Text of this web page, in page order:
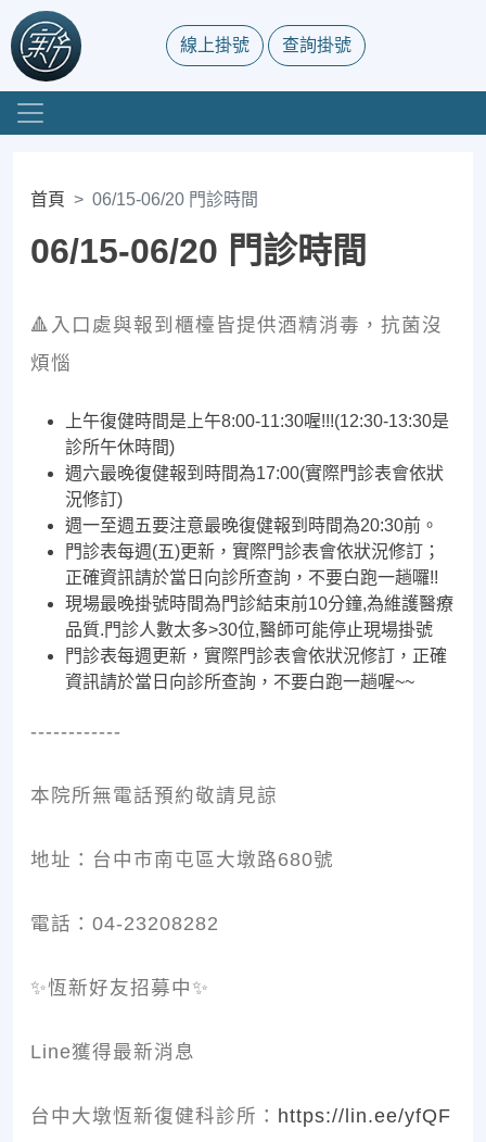
線上掛號 查詢掛號
首頁 06/15-06/20 門診時間
06/15-06/20 門診時間
🔺入口處與報到櫃檯皆提供酒精消毒，抗菌沒
煩惱
上午復健時間是上午8:00-11:30喔!!!(12:30-13:30是
診所午休時間)
週六最晚復健報到時間為17:00(實際門診表會依狀
況修訂)
週一至週五要注意最晚復健報到時間為20:30前。
門診表每週(五)更新，實際門診表會依狀況修訂；
正確資訊請於當日向診所查詢，不要白跑一趟囉!!
現場最晚掛號時間為門診結束前10分鐘,為維護醫療
品質.門診人數太多>30位,醫師可能停止現場掛號
門診表每週更新，實際門診表會依狀況修訂，正確
資訊請於當日向診所查詢，不要白跑一趟喔~~
------------
本院所無電話預約敬請見諒
地址：台中市南屯區大墩路680號
電話：04-23208282
✨恆新好友招募中✨
Line獲得最新消息
台中大墩恆新復健科診所： https://lin.ee/yfQF